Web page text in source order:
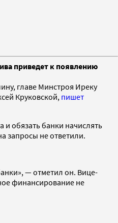
приведет к появлению
главе Минстроя Иреку
Круковской, пишет
обязать банки начислять
запросы не ответили.
— отметил он. Вице-
финансирование не